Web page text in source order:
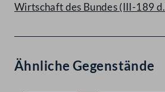
Wirtschaft des Bundes (III-189
Ähnliche Gegenstände